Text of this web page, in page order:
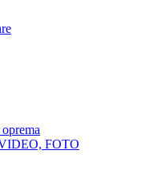
FOTO